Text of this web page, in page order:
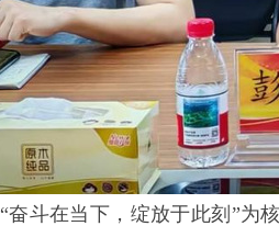
“奋斗在当下，绽放于此刻”为